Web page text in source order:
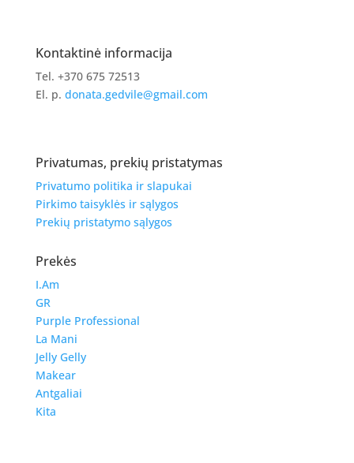
Kontaktinė informacija
Tel. +370 675 72513
El. p. donata.gedvile@gmail.com
Privatumas, prekių pristatymas
Privatumo politika ir slapukai
Pirkimo taisyklės ir sąlygos
Prekių pristatymo sąlygos
Prekės
I.Am
GR
Purple Professional
La Mani
Jelly Gelly
Makear
Antgaliai
Kita